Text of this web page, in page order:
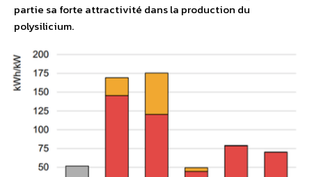
partie sa forte attractivité dans la production du
polysilicium.